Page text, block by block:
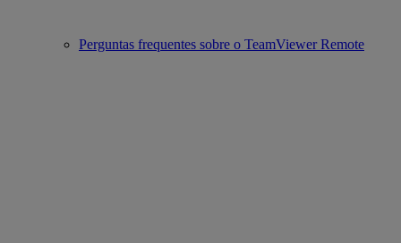
Perguntas frequentes sobre o TeamViewer Remote